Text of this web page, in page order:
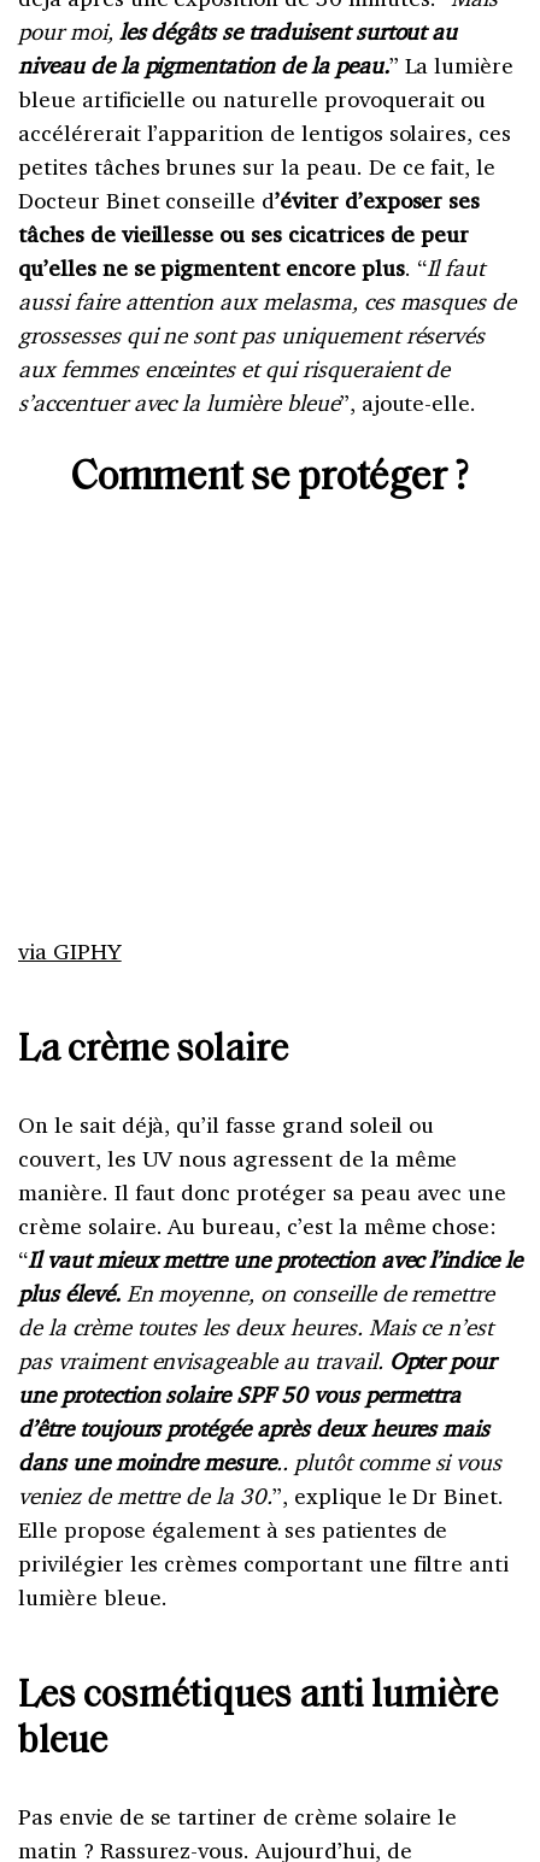
pour moi, les dégâts se traduisent surtout au
niveau de la pigmentation de la peau.” La lumière
bleue artificielle ou naturelle provoquerait ou
accélérerait l’apparition de lentigos solaires, ces
petites tâches brunes sur la peau. De ce fait, le
Docteur Binet conseille d’éviter d’exposer ses
tâches de vieillesse ou ses cicatrices de peur
qu’elles ne se pigmentent encore plus. “Il faut
aussi faire attention aux melasma, ces masques de
grossesses qui ne sont pas uniquement réservés
aux femmes enceintes et qui risqueraient de
s’accentuer avec la lumière bleue”, ajoute-elle.
Comment se protéger ?
via GIPHY
La crème solaire
On le sait déjà, qu’il fasse grand soleil ou
couvert, les UV nous agressent de la même
manière. Il faut donc protéger sa peau avec une
crème solaire. Au bureau, c’est la même chose:
“Il vaut mieux mettre une protection avec l’indice le
plus élevé.En moyenne, on conseille de remettre
de la crème toutes les deux heures. Mais ce n’est
pas vraiment envisageable au travail. Opter pour
une protection solaire SPF 50 vous permettra
d’être toujours protégée après deux heures mais
dans une moindre mesure.. plutôt comme si vous
veniez de mettre de la 30.”, explique le Dr Binet.
Elle propose également à ses patientes de
privilégier les crèmes comportant une filtre anti
lumière bleue.
Les cosmétiques anti lumière
bleue
Pas envie de se tartiner de crème solaire le
matin ? Rassurez-vous. Aujourd’hui, de